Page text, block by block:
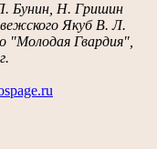
Бунин, Н. Гришин
Якуб В. Л.
"Молодая Гвардия",